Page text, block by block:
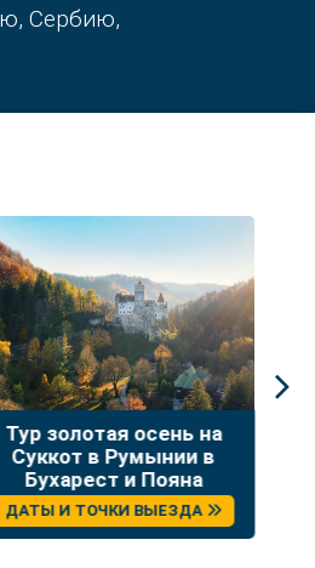
Сербию,
на
в
Тур на Суккот –
как чудо» –
интересные
Сербии
ДАТЫ И ТОЧКИ